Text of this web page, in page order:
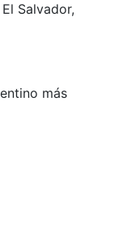
Salvador,
más